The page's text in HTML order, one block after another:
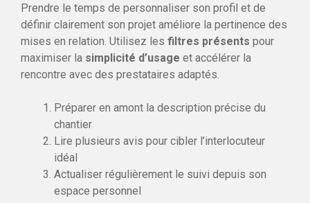
Prendre le temps de personnaliser son profil et de
définir clairement son projet améliore la pertinence des
mises en relation. Utilisez les filtres présents pour
maximiser la simplicité d’usage et accélérer la
rencontre avec des prestataires adaptés.
Préparer en amont la description précise du
chantier
Lire plusieurs avis pour cibler l’interlocuteur
idéal
Actualiser régulièrement le suivi depuis son
espace personnel